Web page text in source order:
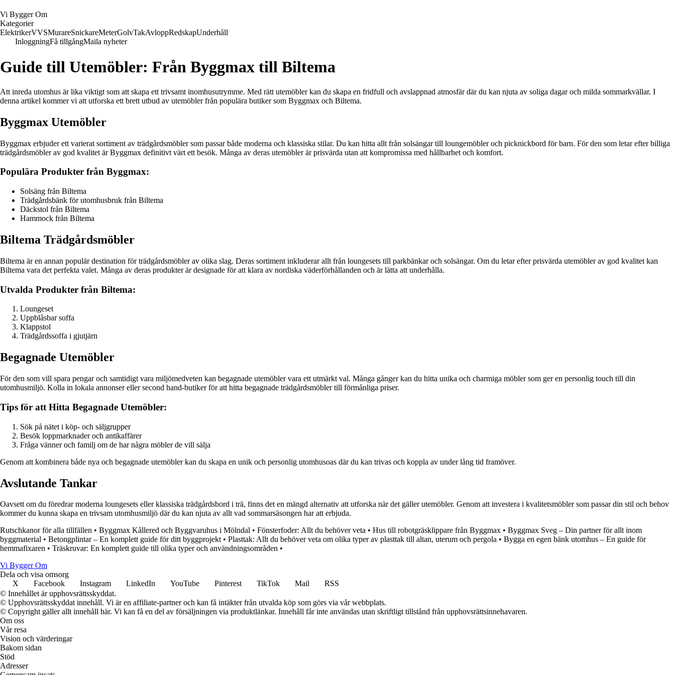
Vi Bygger Om
Kategorier
ElektrikerVVSMurareSnickareMeterGolvTakAvloppRedskapUnderhåll
InloggningFå tillgångMaila nyheter
Guide till Utemöbler: Från Byggmax till Biltema
Att inreda utomhus är lika viktigt som att skapa ett trivsamt inomhusutrymme. Med rätt utemöbler kan du skapa en fridfull och avslappnad atmosfär där du kan njuta av soliga dagar och milda sommarkvällar. I
denna artikel kommer vi att utforska ett brett utbud av utemöbler från populära butiker som Byggmax och Biltema.
Byggmax Utemöbler
Byggmax erbjuder ett varierat sortiment av trädgårdsmöbler som passar både moderna och klassiska stilar. Du kan hitta allt från solsängar till loungemöbler och picknickbord för barn. För den som letar efter billiga
trädgårdsmöbler av god kvalitet är Byggmax definitivt värt ett besök. Många av deras utemöbler är prisvärda utan att kompromissa med hållbarhet och komfort.
Populära Produkter från Byggmax:
Solsäng från Biltema
Trädgårdsbänk för utomhusbruk från Biltema
Däckstol från Biltema
Hammock från Biltema
Biltema Trädgårdsmöbler
Biltema är en annan populär destination för trädgårdsmöbler av olika slag. Deras sortiment inkluderar allt från loungesets till parkbänkar och solsängar. Om du letar efter prisvärda utemöbler av god kvalitet kan
Biltema vara det perfekta valet. Många av deras produkter är designade för att klara av nordiska väderförhållanden och är lätta att underhålla.
Utvalda Produkter från Biltema:
Loungeset
Uppblåsbar soffa
Klappstol
Trädgårdssoffa i gjutjärn
Begagnade Utemöbler
För den som vill spara pengar och samtidigt vara miljömedveten kan begagnade utemöbler vara ett utmärkt val. Många gånger kan du hitta unika och charmiga möbler som ger en personlig touch till din
utomhusmiljö. Kolla in lokala annonser eller second hand-butiker för att hitta begagnade trädgårdsmöbler till förmånliga priser.
Tips för att Hitta Begagnade Utemöbler:
Sök på nätet i köp- och säljgrupper
Besök loppmarknader och antikaffärer
Fråga vänner och familj om de har några möbler de vill sälja
Genom att kombinera både nya och begagnade utemöbler kan du skapa en unik och personlig utomhusoas där du kan trivas och koppla av under lång tid framöver.
Avslutande Tankar
Oavsett om du föredrar moderna loungesets eller klassiska trädgårdsbord i trä, finns det en mängd alternativ att utforska när det gäller utemöbler. Genom att investera i kvalitetsmöbler som passar din stil och behov
kommer du kunna skapa en trivsam utomhusmiljö där du kan njuta av allt vad sommarsäsongen har att erbjuda.
Rutschkanor för alla tillfällen • Byggmax Kållered och Byggvaruhus i Mölndal • Fönsterfoder: Allt du behöver veta • Hus till robotgräsklippare från Byggmax • Byggmax Sveg – Din partner för allt inom
byggmaterial • Betongplintar – En komplett guide för ditt byggprojekt• Plasttak: Allt du behöver veta om olika typer av plasttak till altan, uterum och pergola • Bygga en egen bänk utomhus – En guide för
hemmafixaren • Träskruvar: En komplett guide till olika typer och användningsområden •
Vi Bygger Om
Dela och visa omsorg
X
Facebook Instagram LinkedIn YouTube Pinterest TikTok Mail
RSS
© Innehållet är upphovsrättsskyddat.
© Upphovsrättsskyddat innehåll. Vi är en affiliate-partner och kan få intäkter från utvalda köp som görs via vår webbplats.
© Copyright gäller allt innehåll här. Vi kan få en del av försäljningen via produktlänkar. Innehåll får inte användas utan skriftligt tillstånd från upphovsrättsinnehavaren.
Om oss
Vår resa
Vision och värderingar
Bakom sidan
Stöd
Adresser